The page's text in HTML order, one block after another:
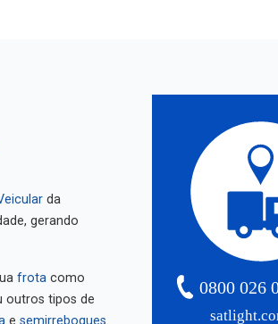
da
gerando
frota
outros tipos de
semirreboques
0800 026